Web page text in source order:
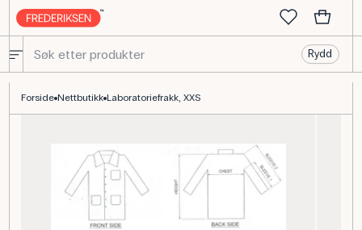
Rydd
Forside Nettbutikk Laboratoriefrakk, XXS